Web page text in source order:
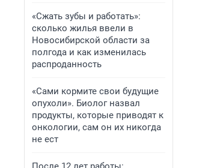
«Сжать зубы и работать»:
сколько жилья ввели в
Новосибирской области за
полгода и как изменилась
распроданность
«Сами кормите свои будущие
опухоли». Биолог назвал
продукты, которые приводят к
онкологии, сам он их никогда
не ест